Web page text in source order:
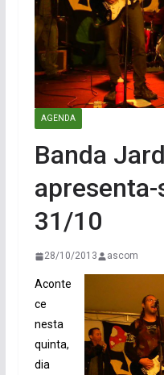
AGENDA
Banda
31/10
28/10/2013 ascom
Aconte
ce
nesta
quinta,
dia